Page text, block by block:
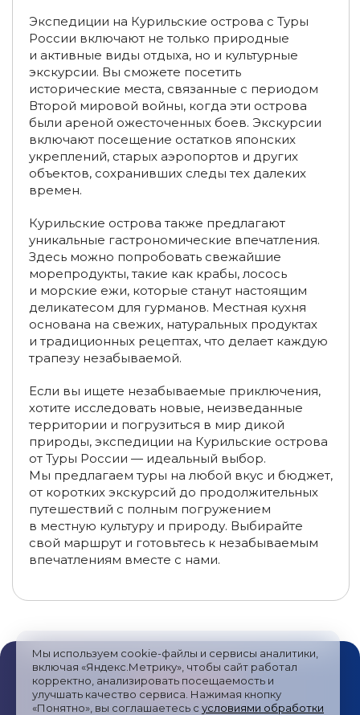
Мы используем cookie-файлы и сервисы аналитики,
включая «Яндекс.Метрику», чтобы сайт работал
корректно, анализировать посещаемость и
улучшать качество сервиса. Нажимая кнопку
«Понятно», вы соглашаетесь с условиями обработки
Туры на Нугушское водохранилище
Туры на Иремель Горные туры по России
Приключенческие туры
Активные туры в Калининграде и области
Туры на термальные источники на Кавказ
Групповые туры на Кавказ
Туры на Кавказ из Челябинска
Туры на Кавказ из Казани
Туры в Ингушетию из Санкт-Петербурга
Туры выходного дня на Эльбрус и в Приэльбрусье (1-2
дня)
Экскурсионные туры на Эльбрус и в Приэльбрусье из
Экспедиции в Карачаево-Черкесии
Туры на горячие источники в Карачаево-Черкесии
Туры в Карачаево-Черкесию в июне
Экскурсионные туры в Карачаево-Черкесию из Санкт-
Петербурга
Туры в Домбай в октябре
Экскурсионные туры в Домбай из Нальчика
Экскурсионные туры в Домбай из Железноводска
Экспедиции на Курильские острова с Туры
России включают не только природные
и активные виды отдыха, но и культурные
экскурсии. Вы сможете посетить
исторические места, связанные с периодом
Второй мировой войны, когда эти острова
были ареной ожесточенных боев. Экскурсии
включают посещение остатков японских
укреплений, старых аэропортов и других
объектов, сохранивших следы тех далеких
времен.
Курильские острова также предлагают
уникальные гастрономические впечатления.
Здесь можно попробовать свежайшие
морепродукты, такие как крабы, лосось
и морские ежи, которые станут настоящим
деликатесом для гурманов. Местная кухня
основана на свежих, натуральных продуктах
и традиционных рецептах, что делает каждую
трапезу незабываемой.
Если вы ищете незабываемые приключения,
хотите исследовать новые, неизведанные
территории и погрузиться в мир дикой
природы, экспедиции на Курильские острова
от Туры России — идеальный выбор.
Мы предлагаем туры на любой вкус и бюджет,
от коротких экскурсий до продолжительных
путешествий с полным погружением
в местную культуру и природу. Выбирайте
свой маршрут и готовьтесь к незабываемым
впечатлениям вместе с нами.